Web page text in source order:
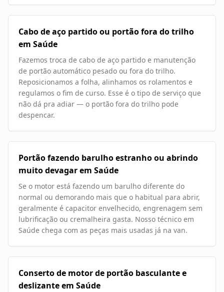
Cabo de aço partido ou portão fora do trilho
em Saúde
Fazemos troca de cabo de aço partido e manutenção
de portão automático pesado ou fora do trilho.
Reposicionamos a folha, alinhamos os rolamentos e
regulamos o fim de curso. Esse é o tipo de serviço que
não dá pra adiar — o portão fora do trilho pode
despencar.
Portão fazendo barulho estranho ou abrindo
muito devagar em Saúde
Se o motor está fazendo um barulho diferente do
normal ou demorando mais que o habitual para abrir,
geralmente é capacitor envelhecido, engrenagem sem
lubrificação ou cremalheira gasta. Nosso técnico em
Saúde chega com as peças mais usadas já na van.
Conserto de motor de portão basculante e
deslizante em Saúde